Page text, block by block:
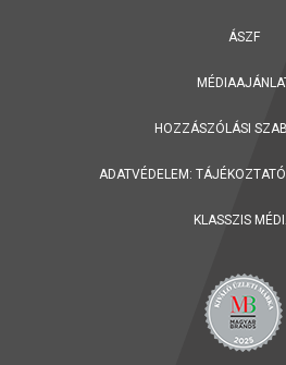
ÁSZF
HOZZÁSZÓLÁSI
ADATVÉDELEM:
KLASSZIS